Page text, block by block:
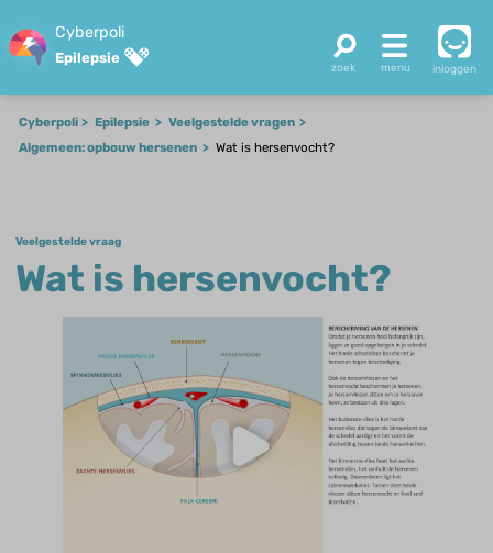
Cyberpoli
Epilepsie
inloggen
Cyberpoli Epilepsie
Veelgestelde vragen
Algemeen: opbouw hersenen
Wat is hersenvocht?
Veelgestelde vraag
Wat is hersenvocht?